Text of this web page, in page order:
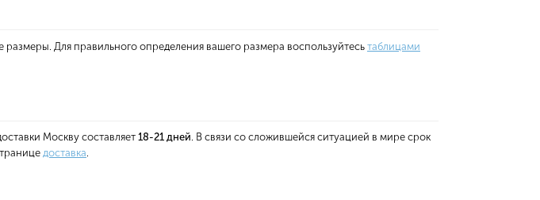
размеры. Для правильного определения вашего размера воспользуйтесь таблицами
Москву составляет 18-21 дней. В связи со сложившейся ситуацией в мире срок
доставка.